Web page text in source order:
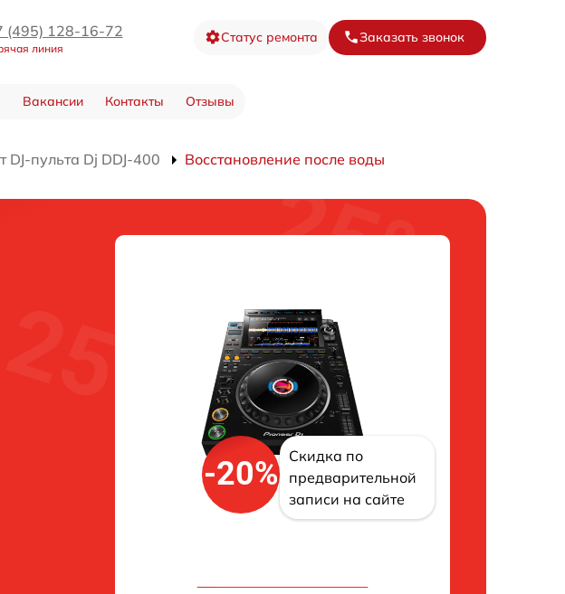
(495) 128-16-72
линия
Статус ремонта Заказать звонок
Вакансии Контакты Отзывы
DJ-пульта Dj DDJ-400 Восстановление после воды
-20%
Скидка по
предварительной
записи на сайте